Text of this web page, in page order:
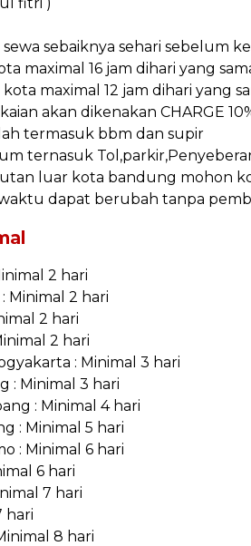
sebaiknya sehari sebelum
maximal 16 jam dihari yang
maximal 12 jam dihari yang
akan dikenakan CHARGE
termasuk bbm dan supir
ternasuk
luar kota bandung mohon
dapat berubah tanpa
2 hari
Minimal 2 hari
2 hari
2 hari
: Minimal 3 hari
: Minimal 3 hari
: Minimal 4 hari
: Minimal 5 hari
: Minimal 6 hari
6 hari
7 hari
hari
8 hari